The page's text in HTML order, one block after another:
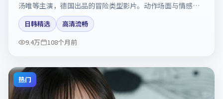
汤唯等主演，德国出品的冒险类型影片。动作场面与情感戏
比例拿捏得当。剧情简介与主创信息可供检索参考，上映日
期以片方资料为准。
日韩精选
高清流畅
9.4万
108个月前
热门